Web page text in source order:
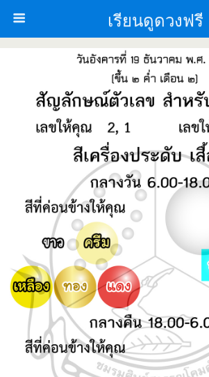
เรียนดูดวงฟรี